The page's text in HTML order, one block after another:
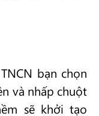
bạn chọn
và nhấp chuột
sẽ khởi tạo